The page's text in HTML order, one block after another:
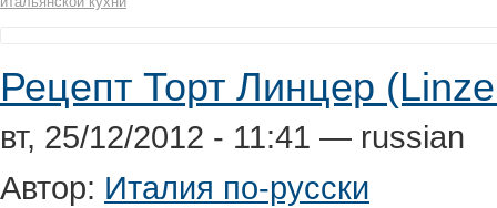
Рецепт Торт Линцер
вт, 25/12/2012 - 11:41 — russian
Автор: Италия по-русски